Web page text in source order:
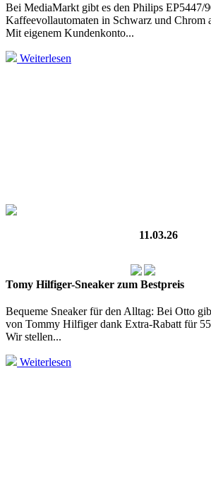
Bei MediaMarkt gibt es den Philips EP5447/
Kaffeevollautomaten in Schwarz und Chrom
Mit eigenem Kundenkonto...
Weiterlesen
11.03.26
Tomy Hilfiger-Sneaker zum Bestpreis
Bequeme Sneaker für den Alltag: Bei Otto
von Tommy Hilfiger dank Extra-Rabatt für
Wir stellen...
Weiterlesen